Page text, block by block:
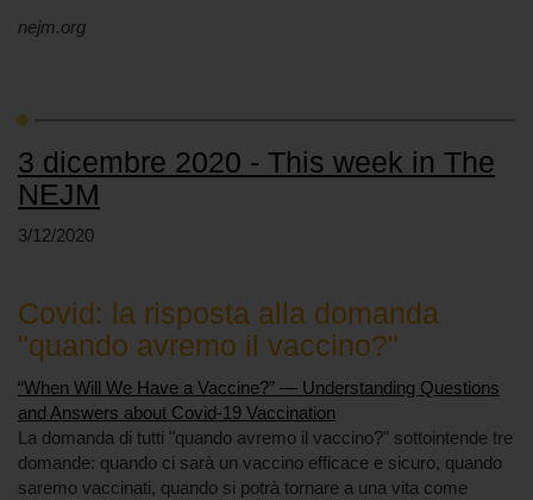
nejm.org
3 dicembre 2020 - This week in The
NEJM
3/12/2020
Covid: la risposta alla domanda
"quando avremo il vaccino?"
“When Will We Have a Vaccine?” — Understanding Questions
and Answers about Covid-19 Vaccination
La domanda di tutti "quando avremo il vaccino?" sottointende tre
domande: quando ci sarà un vaccino efficace e sicuro, quando
saremo vaccinati, quando si potrà tornare a una vita come